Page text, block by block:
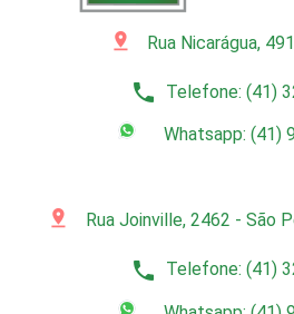
pin_drop Rua Nicarágua,
phone Telefone: (41)
Whatsapp: (41)
pin_drop Rua Joinville, 2462 - São
phone Telefone: (41)